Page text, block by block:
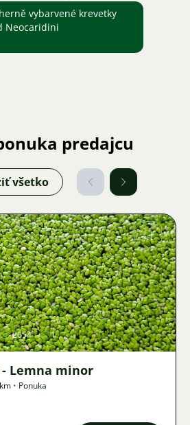
vybarvené krevetky
Neocaridini
predajcu
všetko
Obrázok
2654 1
Lemna minor
• Ponuka